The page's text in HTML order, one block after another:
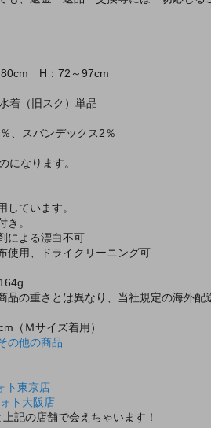
H：72～97cm
着（旧スク）単品
、スバンデックス2％
なります。
しています。
き。
による漂白不可
使用、ドライクリーニング可
品の重さとは異なり、当社規定の海外
（Ｍサイズ着用）
の他の商品
ト東京店
ト大阪店
記の店舗で会えちゃいます！